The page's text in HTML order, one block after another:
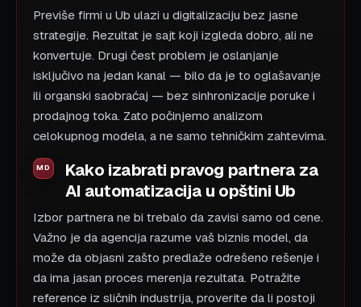
Previše firmi u Ub ulazi u digitalizaciju bez jasne
strategije. Rezultat je sajt koji izgleda dobro, ali ne
konvertuje. Drugi čest problem je oslanjanje
isključivo na jedan kanal — bilo da je to oglašavanje
ili organski saobraćaj — bez sinhronizacije poruke i
prodajnog toka. Zato počinjemo analizom
celokupnog modela, a ne samo tehničkim zahtevima.
Kako izabrati pravog partnera za
AI automatizacija u opštini Ub
Izbor partnera ne bi trebalo da zavisi samo od cene.
Važno je da agencija razume vaš biznis model, da
može da objasni zašto predlaže odrešeno rešenje i
da ima jasan proces merenja rezultata. Potražite
reference iz sličnih industrija, proverite da li postoji